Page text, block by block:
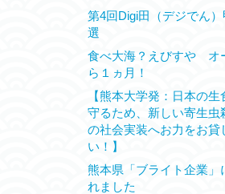
第4回Digi田（デジでん
選
食べ大海？えびすや オ
ら１ヵ月！
【熊本大学発：日本の生
守るため、新しい寄生虫
の社会実装へお力をお貸
い！】
熊本県「ブライト企業」
れました